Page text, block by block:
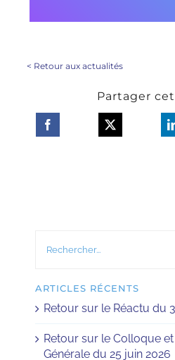
< Retour aux actualités
Partager
ARTICLES RÉCENTS
Retour sur le Réactu du
Retour sur le Colloque et
Générale du 25 juin 2026